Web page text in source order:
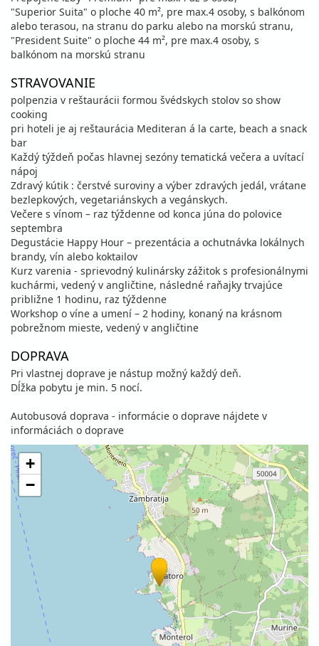
"Superior Suita" o ploche 40 m², pre max.4 osoby, s balkónom
alebo terasou, na stranu do parku alebo na morskú stranu,
"President Suite" o ploche 44 m², pre max.4 osoby, s
balkónom na morskú stranu
STRAVOVANIE
polpenzia v reštaurácii formou švédskych stolov so show
cooking
pri hoteli je aj reštaurácia Mediteran á la carte, beach a snack
bar
Každý týždeň počas hlavnej sezóny tematická večera a uvítací
nápoj
Zdravý kútik : čerstvé suroviny a výber zdravých jedál, vrátane
bezlepkových, vegetariánskych a vegánskych.
Večere s vínom – raz týždenne od konca júna do polovice
septembra
Degustácie Happy Hour – prezentácia a ochutnávka lokálnych
brandy, vín alebo koktailov
Kurz varenia - sprievodný kulinársky zážitok s profesionálnymi
kuchármi, vedený v angličtine, následné raňajky trvajúce
približne 1 hodinu, raz týždenne
Workshop o víne a umení – 2 hodiny, konaný na krásnom
pobrežnom mieste, vedený v angličtine
DOPRAVA
Pri vlastnej doprave je nástup možný každý deň.
Dĺžka pobytu je min. 5 nocí.
Autobusová doprava - informácie o doprave nájdete v
informáciách o doprave
+
−